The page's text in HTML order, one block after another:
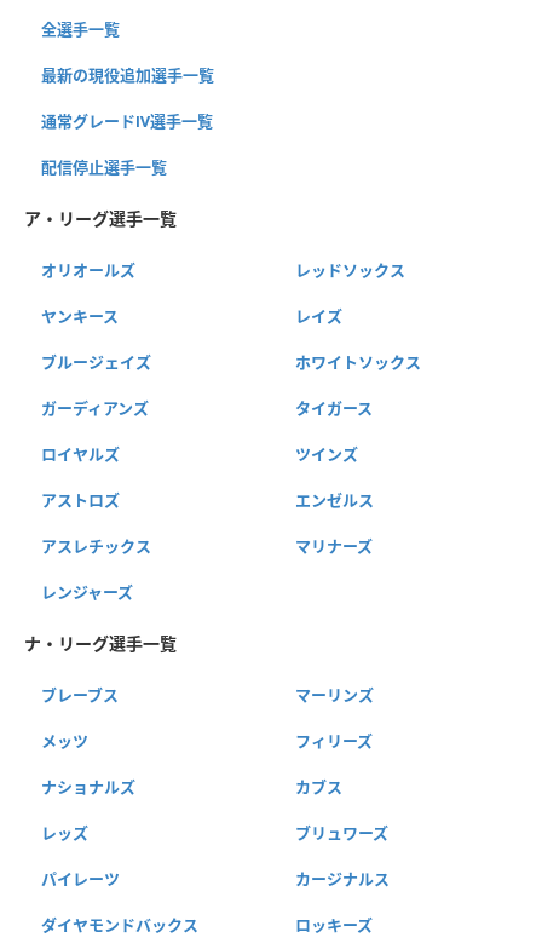
全選手一覧
最新の現役追加選手一覧
通常グレードⅣ選手一覧
配信停止選手一覧
ア・リーグ選手一覧
オリオールズ レッドソックス
ヤンキース レイズ
ブルージェイズ ホワイトソックス
ガーディアンズ タイガース
ロイヤルズ ツインズ
アストロズ エンゼルス
アスレチックス マリナーズ
レンジャーズ
ナ・リーグ選手一覧
ブレーブス マーリンズ
メッツ フィリーズ
ナショナルズ カブス
レッズ ブリュワーズ
パイレーツ カージナルス
ダイヤモンドバックス ロッキーズ